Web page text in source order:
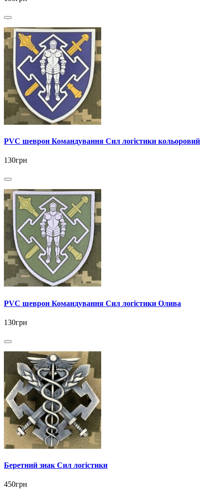
PVC шеврон Командування Сил логістики кольоровий
130грн
PVC шеврон Командування Сил логістики Олива
130грн
Беретний знак Сил логістики
450грн